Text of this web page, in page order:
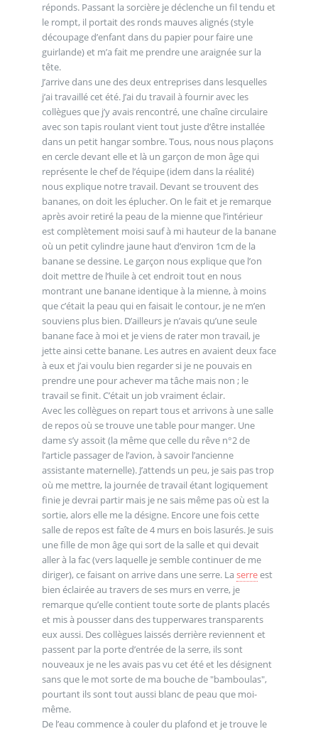
réponds. Passant la sorcière je déclenche un fil tendu et
le rompt, il portait des ronds mauves alignés (style
découpage d’enfant dans du papier pour faire une
guirlande) et m’a fait me prendre une araignée sur la
tête.
J’arrive dans une des deux entreprises dans lesquelles
j’ai travaillé cet été. J’ai du travail à fournir avec les
collègues que j’y avais rencontré, une chaîne circulaire
avec son tapis roulant vient tout juste d’être installée
dans un petit hangar sombre. Tous, nous nous plaçons
en cercle devant elle et là un garçon de mon âge qui
représente le chef de l’équipe (idem dans la réalité)
nous explique notre travail. Devant se trouvent des
bananes, on doit les éplucher. On le fait et je remarque
après avoir retiré la peau de la mienne que l’intérieur
est complètement moisi sauf à mi hauteur de la banane
où un petit cylindre jaune haut d’environ 1cm de la
banane se dessine. Le garçon nous explique que l’on
doit mettre de l’huile à cet endroit tout en nous
montrant une banane identique à la mienne, à moins
que c’était la peau qui en faisait le contour, je ne m’en
souviens plus bien. D’ailleurs je n’avais qu’une seule
banane face à moi et je viens de rater mon travail, je
jette ainsi cette banane. Les autres en avaient deux face
à eux et j’ai voulu bien regarder si je ne pouvais en
prendre une pour achever ma tâche mais non ; le
travail se finit. C’était un job vraiment éclair.
Avec les collègues on repart tous et arrivons à une salle
de repos où se trouve une table pour manger. Une
dame s’y assoit (la même que celle du rêve n°2 de
l’article passager de l’avion, à savoir l’ancienne
assistante maternelle). J’attends un peu, je sais pas trop
où me mettre, la journée de travail étant logiquement
finie je devrai partir mais je ne sais même pas où est la
sortie, alors elle me la désigne. Encore une fois cette
salle de repos est faîte de 4 murs en bois lasurés. Je suis
une fille de mon âge qui sort de la salle et qui devait
aller à la fac (vers laquelle je semble continuer de me
diriger), ce faisant on arrive dans une serre. La serreest
bien éclairée au travers de ses murs en verre, je
remarque qu’elle contient toute sorte de plants placés
et mis à pousser dans des tupperwares transparents
eux aussi. Des collègues laissés derrière reviennent et
passent par la porte d’entrée de la serre, ils sont
nouveaux je ne les avais pas vu cet été et les désignent
sans que le mot sorte de ma bouche de "bamboulas",
pourtant ils sont tout aussi blanc de peau que moi-
même.
De l’eau commence à couler du plafond et je trouve le